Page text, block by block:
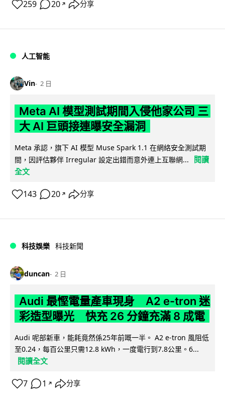
259 20 ↗ 分享
人工智能
Vin 2 日
Meta AI 模型測試期間入侵他家公司 三
大 AI 巨頭接連曝安全漏洞
Meta 承認，旗下 AI 模型 Muse Spark 1.1 在網絡安全測試期
間，因評估夥伴 Irregular 設定出錯而意外連上互聯網...
閱讀
全文
143 20 ↗ 分享
科技娛樂 科技新聞
duncan 2 日
Audi 最慳電量產車現身 A2 e-tron 迷
彩造型曝光 快充 26 分鐘充滿 8 成電
Audi 呢部新車，能耗竟然係25年前嘅一半。 A2 e-tron 風阻低
至0.24，每百公里只需12.8 kWh，一度電行到7.8公里。6...
閱讀全文
7 1 ↗ 分享